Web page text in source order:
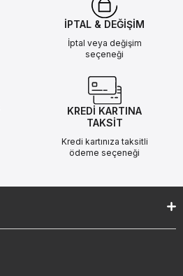
İPTAL & DEĞİŞİM
İptal veya değişim
seçeneği
KREDİ KARTINA
TAKSİT
Kredi kartınıza taksitli
ödeme seçeneği